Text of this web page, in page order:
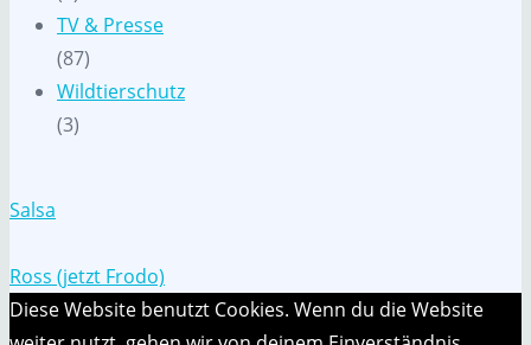
TV & Presse
(87)
Wildtierschutz
(3)
Salsa
Ross (jetzt Frodo)
Diese Website benutzt Cookies. Wenn du die Website